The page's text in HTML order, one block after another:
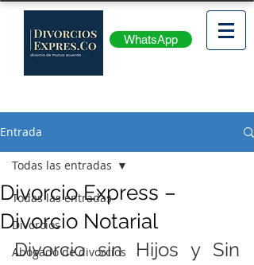
WhatsApp
Entrada
Todas las entradas
Divorcios
Abogado de divorcios
Todas las entradas
Divorcio Express –
Divorcio Notarial
Divorcio sin Hijos y Sin